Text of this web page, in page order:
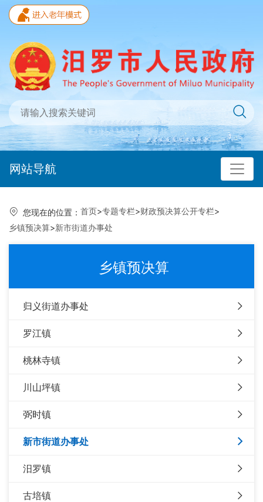
网站导航
您现在的位置： 首页>专题专栏>财政预决算公开专栏>
乡镇预决算>新市街道办事处
乡镇预决算
归义街道办事处
罗江镇
桃林寺镇
川山坪镇
弼时镇
新市街道办事处
汨罗镇
古培镇